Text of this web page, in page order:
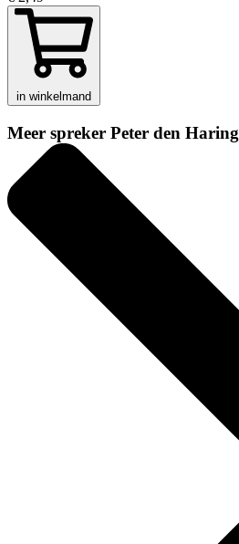
in winkelmand
Meer spreker Peter den Haring